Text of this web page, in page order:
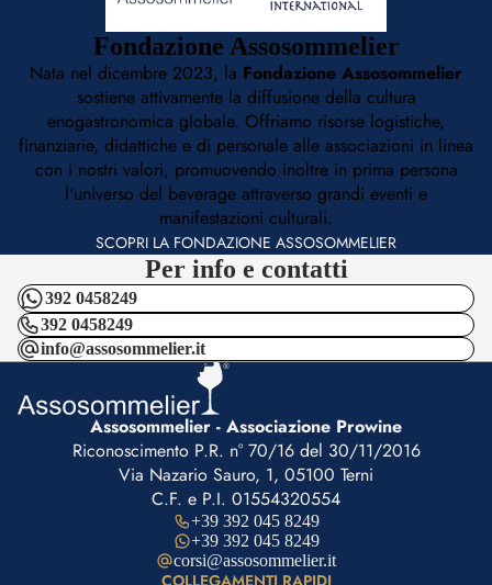
Fondazione Assosommelier
Nata nel dicembre 2023, la Fondazione Assosommelier
sostiene attivamente la diffusione della cultura
enogastronomica globale. Offriamo risorse logistiche,
finanziarie, didattiche e di personale alle associazioni in linea
con i nostri valori, promuovendo inoltre in prima persona
l'universo del beverage attraverso grandi eventi e
manifestazioni culturali.
SCOPRI LA FONDAZIONE ASSOSOMMELIER
Per info e contatti
392 0458249
392 0458249
info@assosommelier.it
Assosommelier - Associazione Prowine
Riconoscimento P.R. n° 70/16 del 30/11/2016
Via Nazario Sauro, 1, 05100 Terni
C.F. e P.I. 01554320554
+39 392 045 8249
+39 392 045 8249
corsi@assosommelier.it